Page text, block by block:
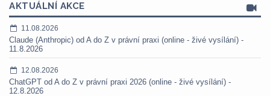
AKTUÁLNÍ AKCE
11.08.2026
Claude (Anthropic) od A do Z v právní praxi (online - živé vysílání) -
11.8.2026
12.08.2026
ChatGPT od A do Z v právní praxi 2026 (online - živé vysílání) -
12.8.2026